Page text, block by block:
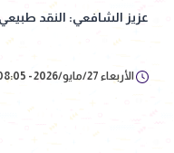
عزيز الشافعي: النقد
الأربعاء 27/مايو/2026 - 08:05 م